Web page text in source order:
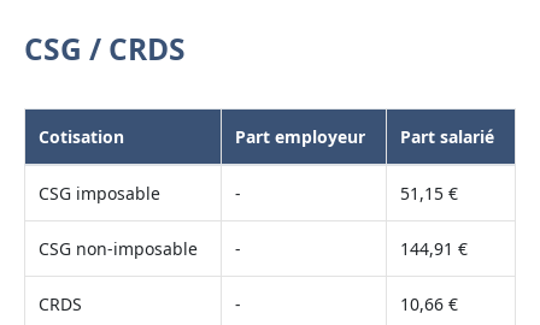
CSG / CRDS
Cotisation Part employeur Part salarié
CSG imposable - 51,15 €
CSG non-imposable - 144,91 €
CRDS - 10,66 €